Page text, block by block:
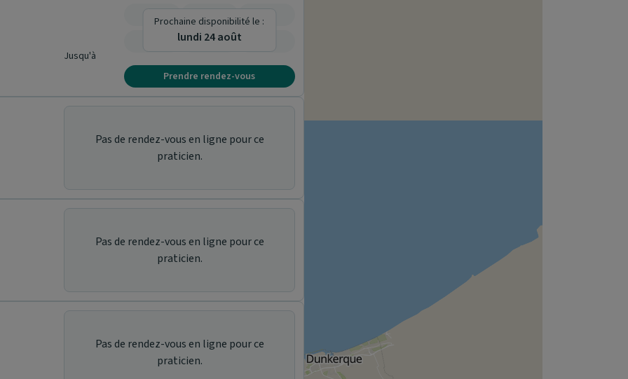
Jusqu'à
-
Prochaine disponibilité le :
lundi 24 août
Prendre rendez-vous
Pas de rendez-vous en ligne pour ce
praticien.
Pas de rendez-vous en ligne pour ce
praticien.
Pas de rendez-vous en ligne pour ce
praticien.